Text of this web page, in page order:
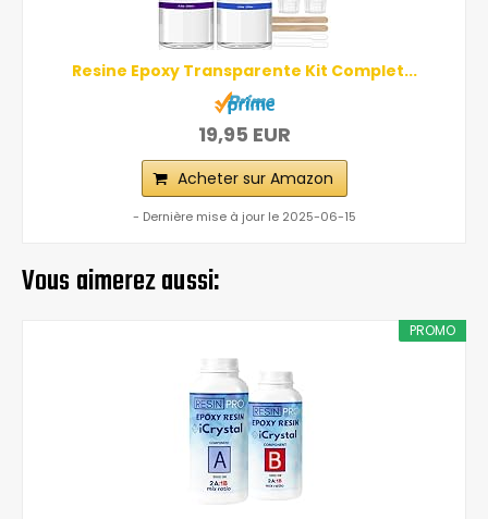
Resine Epoxy Transparente Kit Complet...
19,95 EUR
Acheter sur Amazon
- Dernière mise à jour le 2025-06-15
Vous aimerez aussi:
PROMO